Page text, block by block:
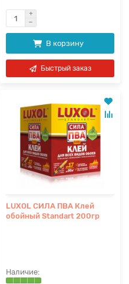
В корзину
Быстрый заказ
LUXOL СИЛА ПВА Клей
обойный Standart 200гр